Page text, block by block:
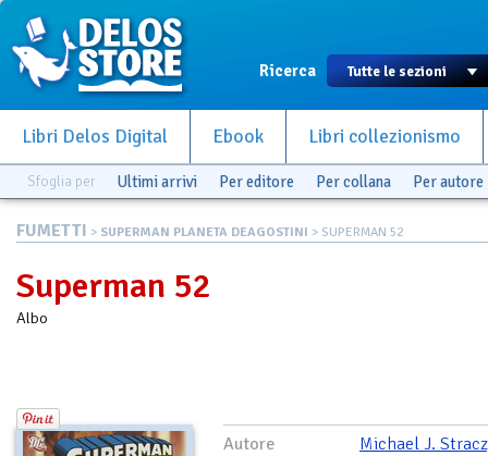
Ricerca
Libri Delos Digital Ebook Libri collezionismo
Sfoglia per Ultimi arrivi Per editore Per collana Per autore
FUMETTI > SUPERMAN PLANETA DEAGOSTINI > SUPERMAN 52
Superman 52
Albo
Autore
Michael J.